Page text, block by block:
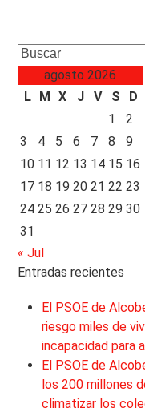
Search
agosto 2026
L M X J V S
D
1
2
3
4 5 6 7 8
9
10 11 12 13 14 15 16
17 18 19 20 21 22 23
24 25 26 27 28 29 30
31
« Jul
Entradas recientes
El PSOE de
riesgo miles de
incapacidad para
El PSOE de
los 200 millones
climatizar los